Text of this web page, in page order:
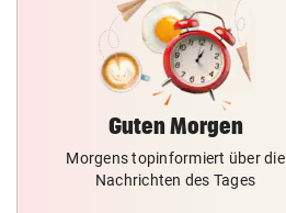
Guten Morgen
Morgens topinformiert über die
Nachrichten des Tages